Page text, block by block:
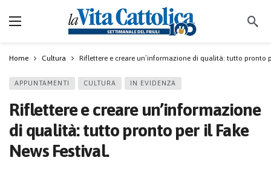
Home Cultura Riflettere e creare un’informazione di qualità: tutto pronto
APPUNTAMENTI CULTURA IN EVIDENZA
Riflettere e creare un’informazione
di qualità: tutto pronto per il Fake
News Festival.